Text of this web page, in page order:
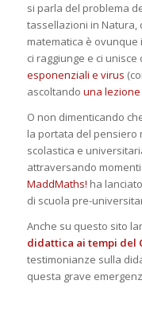
si parla del problema
tassellazioni in Natura,
matematica è ovunque
ci raggiunge e ci
esponenziali e virus
ascoltando una lezione
O non dimenticando
la portata del pensiero
scolastica e
attraversando
MaddMaths! ha lanciato
di scuola pre-
Anche su questo sito
didattica ai tempi del
testimonianze sulla
questa grave